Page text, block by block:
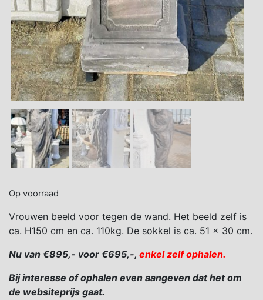
Op voorraad
Vrouwen beeld voor tegen de wand. Het beeld zelf is
ca. H150 cm en ca. 110kg. De sokkel is ca. 51 x 30 cm.
Nu van €895,- voor €695,-, enkel zelf ophalen.
Bij interesse of ophalen even aangeven dat het om
de websiteprijs gaat.